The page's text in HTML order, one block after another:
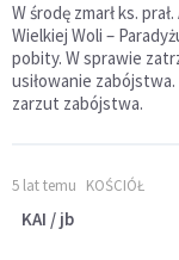
W środę zmarł ks.
Wielkiej Woli –
pobity. W sprawie
usiłowanie
zarzut zabójstwa.
5 lat temu KOŚCIÓŁ
KAI / jb